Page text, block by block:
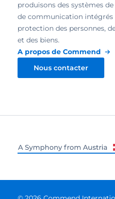
produisons des systèmes
de communication intégrés
protection des personnes,
et des biens.
A propos de Commend
Nous contacter